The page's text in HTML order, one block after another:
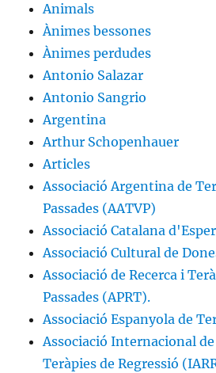
Animals
Ànimes bessones
Ànimes perdudes
Antonio Salazar
Antonio Sangrio
Argentina
Arthur Schopenhauer
Articles
Associació Argentina de
Passades (AATVP)
Associació Catalana
Associació Cultural de
Associació de Recerca i
Passades (APRT).
Associació Espanyola de
Associació Internacional de
Teràpies de Regressió